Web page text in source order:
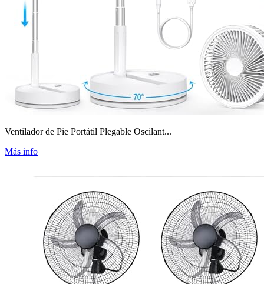
Ventilador de Pie Portátil Plegable Oscilant...
Más info